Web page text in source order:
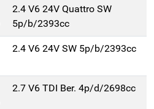
2.4 V6 24V Quattro SW
5p/b/2393cc
2.4 V6 24V SW 5p/b/2393cc
2.7 V6 TDI Ber. 4p/d/2698cc